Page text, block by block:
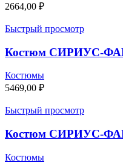
2664,00 ₽
Быстрый просмотр
Костюм СИРИУС-
Костюмы
5469,00 ₽
Быстрый просмотр
Костюм СИРИУС-
Костюмы